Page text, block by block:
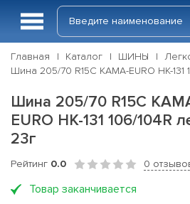
Главная Каталог ШИНЫ
Шина 205/70 R15C КАМА-EURO НК-131
Шина 205/70 R15C
EURO НК-131 106/104R
23г
Рейтинг 0.0 0
Товар заканчивается